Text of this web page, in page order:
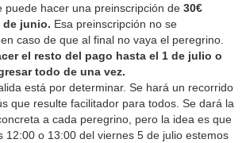
puede hacer una preinscripción de 30€
de junio. Esa preinscripción no se
caso de que al final no vaya el peregrino.
el resto del pago hasta el 1 de julio o
todo de una vez.
está por determinar. Se hará un recorrido
que resulte facilitador para todos. Se dará la
a cada peregrino, pero la idea es que
12:00 o 13:00 del viernes 5 de julio estemos